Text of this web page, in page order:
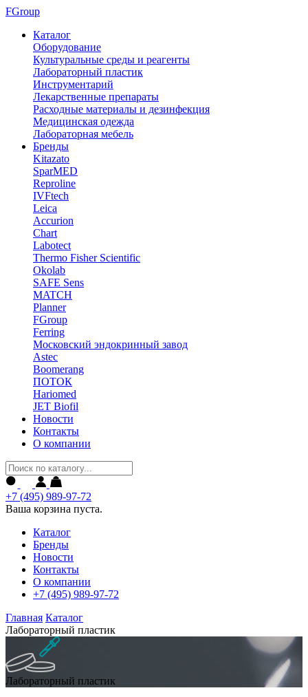
FGroup
Каталог
Оборудование
Культуральные среды и реагенты
Лабораторный пластик
Инструментарий
Лекарственные препараты
Расходные материалы и дезинфекция
Медицинская одежда
Лабораторная мебель
Бренды
Kitazato
SparMED
Reproline
IVFtech
Leica
Accurion
Chart
Labotect
Thermo Fisher Scientific
Okolab
SAFE Sens
MATCH
Planner
FGroup
Ferring
Московский эндокринный завод
Astec
Boomerang
ПОТОК
Hariomed
JET Biofil
Новости
Контакты
О компании
+7 (495) 989-97-72
Ваша корзина пуста.
Каталог
Бренды
Новости
Контакты
О компании
+7 (495) 989-97-72
Главная Каталог
Лабораторный пластик
Лабораторный пластик